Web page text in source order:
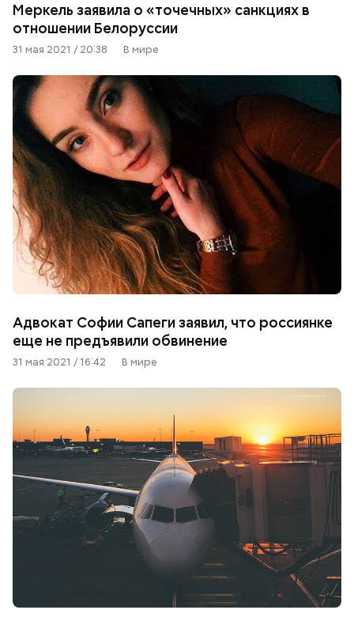
Меркель заявила о «точечных» санкциях в
отношении Белоруссии
31 мая 2021 / 20:38 В мире
Адвокат Софии Сапеги заявил, что россиянке
еще не предъявили обвинение
31 мая 2021 / 16:42 В мире